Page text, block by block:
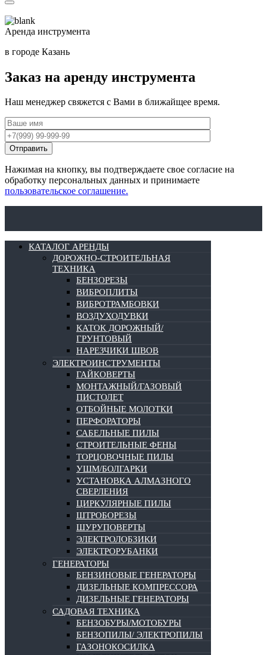
Аренда инструмента
в городе Казань
Заказ на аренду инструмента
Наш менеджер свяжется с Вами в ближайщее время.
Нажимая на кнопку, вы подтверждаете свое согласие на
обработку персональных данных и принимаете
пользовательское соглашение.
КАТАЛОГ АРЕНДЫ
ДОРОЖНО-СТРОИТЕЛЬНАЯ
ТЕХНИКА
БЕНЗОРЕЗЫ
ВИБРОПЛИТЫ
ВИБРОТРАМБОВКИ
ВОЗДУХОДУВКИ
КАТОК ДОРОЖНЫЙ/
ГРУНТОВЫЙ
НАРЕЗЧИКИ ШВОВ
ЭЛЕКТРОИНСТРУМЕНТЫ
ГАЙКОВЕРТЫ
МОНТАЖНЫЙ/ГАЗОВЫЙ
ПИСТОЛЕТ
ОТБОЙНЫЕ МОЛОТКИ
ПЕРФОРАТОРЫ
САБЕЛЬНЫЕ ПИЛЫ
СТРОИТЕЛЬНЫЕ ФЕНЫ
ТОРЦОВОЧНЫЕ ПИЛЫ
УШМ/БОЛГАРКИ
УСТАНОВКА АЛМАЗНОГО
СВЕРЛЕНИЯ
ЦИРКУЛЯРНЫЕ ПИЛЫ
ШТРОБОРЕЗЫ
ШУРУПОВЕРТЫ
ЭЛЕКТРОЛОБЗИКИ
ЭЛЕКТРОРУБАНКИ
ГЕНЕРАТОРЫ
БЕНЗИНОВЫЕ ГЕНЕРАТОРЫ
ДИЗЕЛЬНЫЕ КОМПРЕССОРА
ДИЗЕЛЬНЫЕ ГЕНЕРАТОРЫ
САДОВАЯ ТЕХНИКА
БЕНЗОБУРЫ/МОТОБУРЫ
БЕНЗОПИЛЫ/ ЭЛЕКТРОПИЛЫ
ГАЗОНОКОСИЛКА